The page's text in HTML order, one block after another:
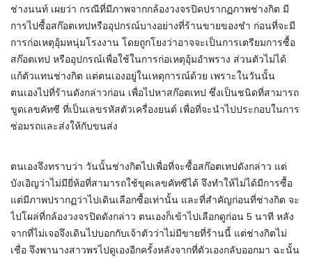
ช่างนนท์ เผยว่า กรณีที่มีภาพจากกล้องวงจรปิดปรากฏภาพช่างกิต มี
การไปซื้อสก๊อตเทปหรืออุปกรณ์บางอย่างที่ร้านขายของชำ ก่อนที่จะมี
การก่อเหตุอุ้มหนุ่มโรงงาน โดยถูกโยงว่าอาจจะเป็นการเตรียมการซื้อ
สก๊อตเทป หรืออุปกรณ์เพื่อใช้ในการก่อเหตุอุ้มอำพราง ส่วนตัวไม่ได้
แก้ตัวแทนช่างกิต แต่ตนเองอยู่ในเหตุการณ์ด้วย เพราะในวันนั้น
ตนเองไปที่ร้านดังกล่าวก่อน เพื่อไปหาสก๊อตเทป ซึ่งเป็นชนิดที่สามารถ
ขูดเลขคัทซี ที่เป็นเลขรหัสตัวเครื่องยนต์ เพื่อที่จะนำไปประกอบในการ
ซ่อมรถและส่งให้กับขนส่ง
ตนเองจึงทราบว่า วันนั้นช่างกิตไปเพื่อที่จะซื้อสก๊อตเทปดังกล่าว แต่
บังเอิญว่าไม่มียี่ห้อที่สามารถใช้ขุดเลขคัทซีได้ จึงทำให้ไม่ได้มีการซื้อ
แต่มีภาพปรากฏว่าไปเดินเลือกซื้อเท่านั้น และที่สำคัญก่อนที่ช่างกิต จะ
ไปโผล่ที่กล้องวงจรปิดดังกล่าว ตนเองก็เข้าไปเลือกดูก่อน 5 นาที หลัง
จากที่ไม่เจอจึงเดินไปบอกกับเจ้าตัวว่าไม่มีขายที่ร้านนี้ แต่ช่างกิตไม่
เชื่อ จึงพานางสาวพรไปดูเองอีกครั้งหลังจากที่ตัวเองกลับออกมา ฉะนั้น